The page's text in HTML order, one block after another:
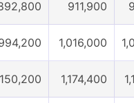
911,900
1,016,000
1,174,400